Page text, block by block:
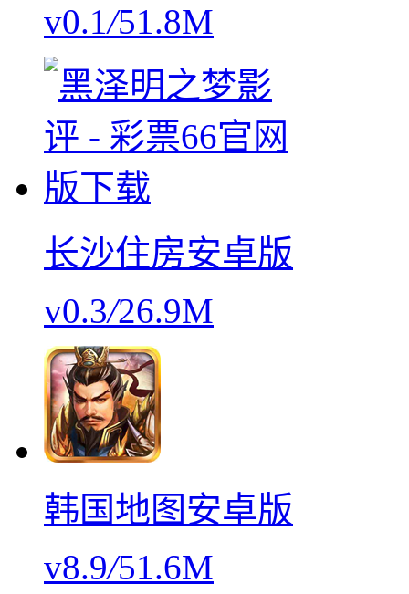
v0.1/51.8M
长沙住房安卓版
v0.3/26.9M
韩国地图安卓版
v8.9/51.6M